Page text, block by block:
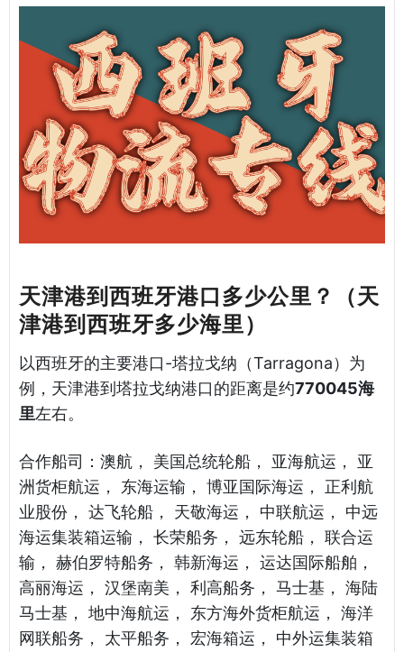
天津港到西班牙港口多少公里？（天
津港到西班牙多少海里）
以西班牙的主要港口-塔拉戈纳（Tarragona）为
例，天津港到塔拉戈纳港口的距离是约770045海
里左右。
合作船司：澳航， 美国总统轮船， 亚海航运， 亚
洲货柜航运， 东海运输， 博亚国际海运， 正利航
业股份， 达飞轮船， 天敬海运， 中联航运， 中远
海运集装箱运输， 长荣船务， 远东轮船， 联合运
输， 赫伯罗特船务， 韩新海运， 运达国际船舶，
高丽海运， 汉堡南美， 利高船务， 马士基， 海陆
马士基， 地中海航运， 东方海外货柜航运， 海洋
网联船务， 太平船务， 宏海箱运， 中外运集装箱